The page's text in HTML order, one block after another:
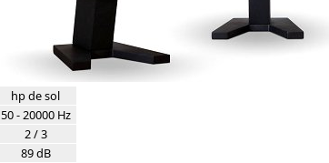
hp de sol
50 - 20000 Hz
2 / 3
89 dB